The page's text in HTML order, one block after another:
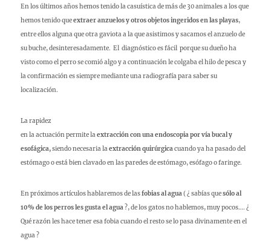
En los últimos años hemos tenido la casuística de más de 30 animales a los que
hemos tenido queextraer anzuelos y otros objetos ingeridos en las playas,
entre ellos alguna que otra gaviota a la que asistimos y sacamos el anzuelo de
su buche, desinteresadamente. El diagnóstico es fácil porque su dueño ha
visto como el perro se comió algo y a continuación le colgaba el hilo de pesca y
la confirmación es siempre mediante una radiografía para saber su
localización.
La rapidez
en la actuación permite laextracción con una endoscopia por vía bucal y
esofágica,siendo necesaria laextracción quirúrgicacuando ya ha pasado del
estómago o está bien clavado en las paredes de estómago, esófago o faringe.
En próximos artículos hablaremos de lasfobias al agua( ¿ sabías quesólo al
10% de los perros les gusta el agua ?, de los gatos no hablemos, muy pocos…. ¿
Qué razón les hace tener esa fobia cuando el resto se lo pasa divinamente en el
agua ?